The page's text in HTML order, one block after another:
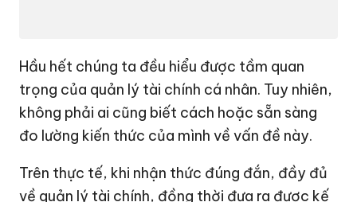
Hầu hết chúng ta đều hiểu được tầm quan
trọng của quản lý tài chính cá nhân. Tuy nhiên,
không phải ai cũng biết cách hoặc sẵn sàng
đo lường kiến thức của mình về vấn đề này.
Trên thực tế, khi nhận thức đúng đắn, đầy đủ
về quản lý tài chính, đồng thời đưa ra được kế